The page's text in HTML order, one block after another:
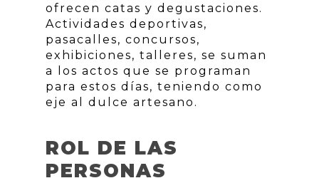
ofrecen catas y degustaciones.
Actividades deportivas,
pasacalles, concursos,
exhibiciones, talleres, se suman
a los actos que se programan
para estos días, teniendo como
eje al dulce artesano.
ROL DE LAS
PERSONAS